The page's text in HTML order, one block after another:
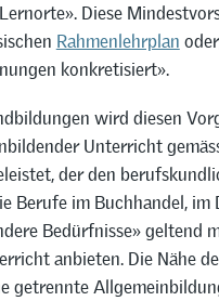
Diese
Rahmenlehrplan
konkretisiert».
wird diesen
Unterricht
der den
Berufe im Buchhandel,
Bedürfnisse» geltend
anbieten. Die Nähe
getrennte